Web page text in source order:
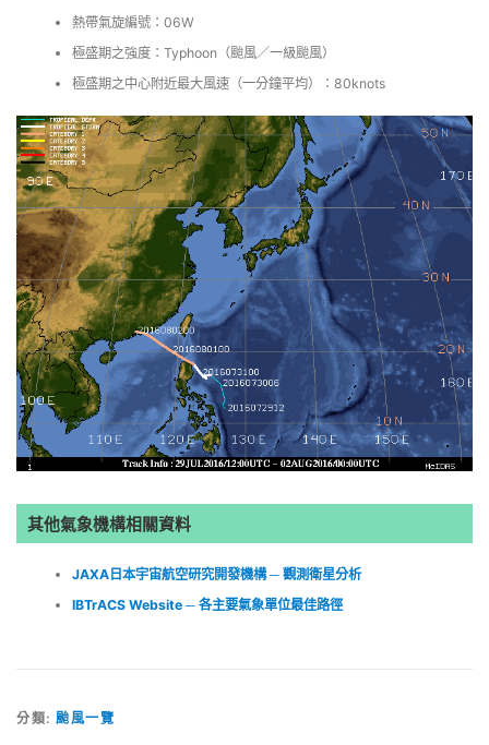
熱帶氣旋編號：06W
極盛期之強度：Typhoon（颱風／一級颱風）
極盛期之中心附近最大風速（一分鐘平均）：80knots
其他氣象機構相關資料
JAXA日本宇宙航空研究開發機構 ─ 觀測衛星分析
IBTrACS Website ─ 各主要氣象單位最佳路徑
分類: 颱風一覽